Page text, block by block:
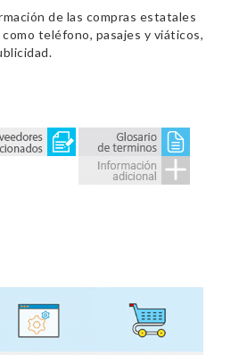
de las compras estatales
teléfono, pasajes y viáticos,